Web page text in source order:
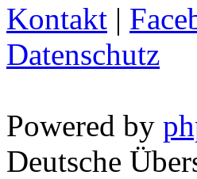
Kontakt |
Datenschutz
Powered by
Deutsche